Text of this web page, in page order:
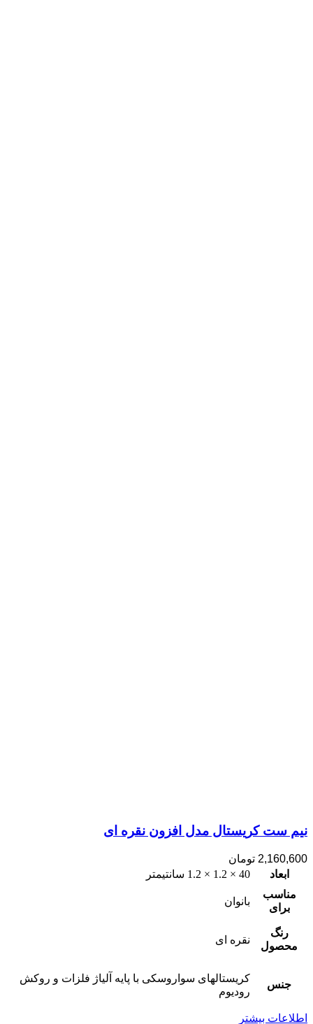
نیم ست کریستال مدل افزون نقره ای
2,160,600 تومان
ابعاد
40 × 1.2 × 1.2 سانتیمتر
مناسب
برای
بانوان
رنگ
محصول
نقره ای
جنس
کریستالهای سواروسکی با پایه آلیاژ فلزات و روکش
رودیوم
اطلاعات بیشتر